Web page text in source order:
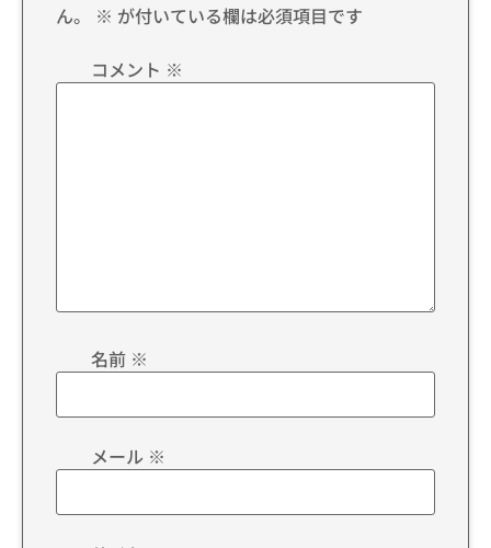
ん。
※ が付いている欄は必須項目です
コメント ※
名前 ※
メール ※